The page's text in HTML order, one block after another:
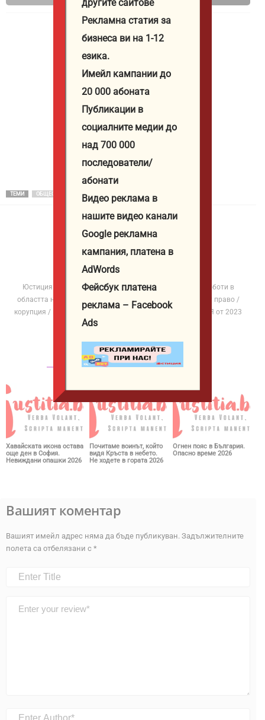
в
“Тройката”
в
Бургас
Декември
до
1
ас от
1
Деке
до 1
Февр
уари
“Тройката”
Бургас
Декември
до
ас от
1
Деке
Февр
уари
ТЕМИ ОБЩЕСТВО
Юстиция Иванова
http://iustitia.bg/
Юстиция Иванова е журналист и автор в ЮСТИЦИЯ. Работи в
областта на разследващата журналистика с фокус върху право /
корупция / институции / политика. Публикува в ЮСТИЦИЯ от 2023
СВЪРЗАНИ СТАТИИ ОЩЕ ОТ АВТОРА
Хавайската икона остава
още ден в София.
Невиждани опашки 2026
Почитаме воинът, който
видя Кръста в небето.
Не ходете в гората 2026
Огнен пояс в България.
Опасно време 2026
Вашият коментар
Вашият имейл адрес няма да бъде публикуван. Задължителните
полета са отбелязани с *
другите сайтове
Рекламна статия за
бизнеса ви на 1-12
езика.
Имейл кампании до
20 000 абоната
Публикации в
социалните медии до
над 700 000
последователи/
абонати
Видео реклама в
нашите видео канали
Google рекламна
кампания, платена в
AdWords
Фейсбук платена
реклама – Facebook
Ads